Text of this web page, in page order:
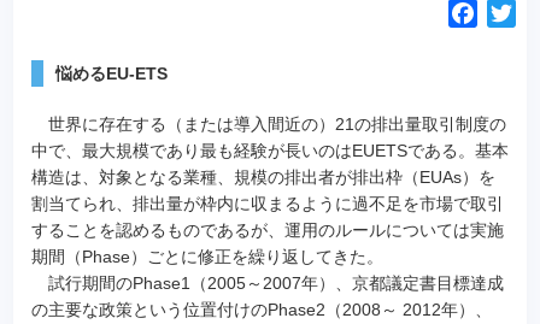
b
o
o
k
悩めるEU-ETS
世界に存在する（または導入間近の）21の排出量取引制度の
中で、最大規模であり最も経験が長いのはEUETSである。基本
構造は、対象となる業種、規模の排出者が排出枠（EUAs）を
割当てられ、排出量が枠内に収まるように過不足を市場で取引
することを認めるものであるが、運用のルールについては実施
期間（Phase）ごとに修正を繰り返してきた。
試行期間のPhase1（2005～2007年）、京都議定書目標達成
の主要な政策という位置付けのPhase2（2008～ 2012年）、